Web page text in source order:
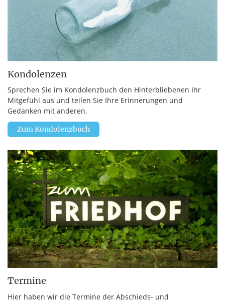
Kondolenzen
Sprechen Sie im Kondolenzbuch den Hinterbliebenen Ihr
Mitgefühl aus und teilen Sie Ihre Erinnerungen und
Gedanken mit anderen.
Zum Kondolenzbuch
Termine
Hier haben wir die Termine der Abschieds- und